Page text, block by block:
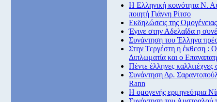
Η Ελληνική κοινότητα Ν.
ποιητή Γιάννη Ρίτσο
Εκδηλώσεις της
Έγινε στην Αδελαΐδα η
Συνάντηση του Έλληνα
Στην Τεργέστη η έκθεση :
Διπλωματία και ο
Πέντε έλληνες
Συνάντηση Δρ.
Rann
Η ομογενής ερμηνεύτρια